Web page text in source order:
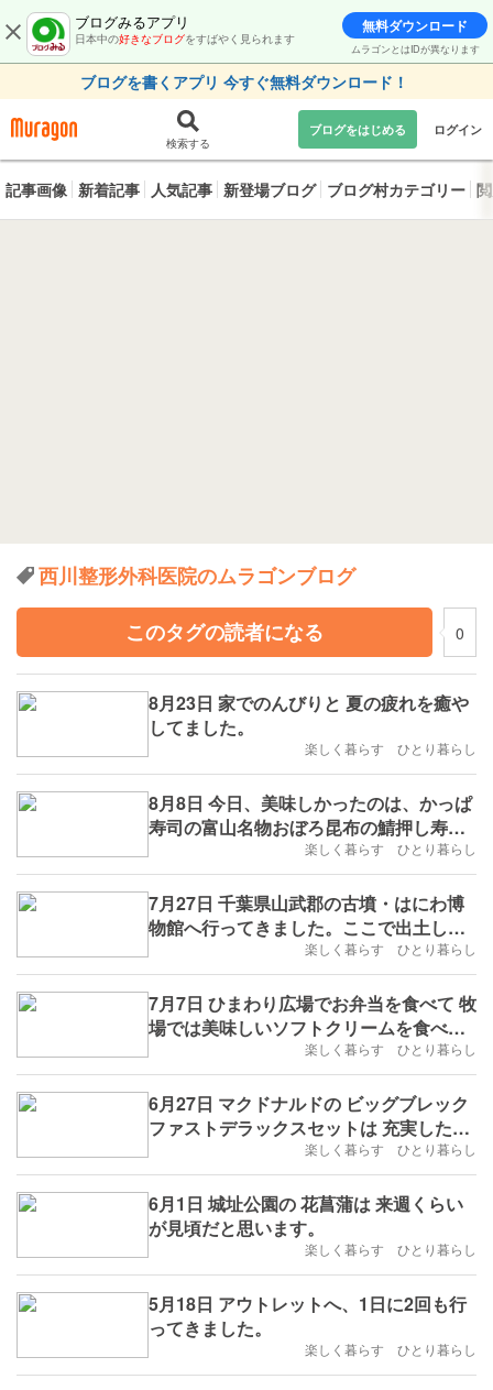
ブログみるアプリ
日本中の好きなブログをすばやく見られます
無料ダウンロード
ムラゴンとはIDが異なります
ブログを書くアプリ 今すぐ無料ダウンロード！
検索する
ブログをはじめる ログイン
記事画像 新着記事 人気記事 新登場ブログ ブログ村カテゴリー
西川整形外科医院のムラゴンブログ
このタグの読者になる
0
8月23日 家でのんびりと 夏の疲れを癒や
してました。
楽しく暮らす ひとり暮らし
8月8日 今日、美味しかったのは、かっぱ
寿司の富山名物おぼろ昆布の鯖押し寿司
とドラえもんラムネマックシェイクとゴ
ーヤの煮物でした。
楽しく暮らす ひとり暮らし
7月27日 千葉県山武郡の古墳・はにわ博
物館へ行ってきました。ここで出土した
埴輪は大型で豊かな表情の人物埴輪で
す。
楽しく暮らす ひとり暮らし
7月7日 ひまわり広場でお弁当を食べて 牧
場では美味しいソフトクリームを食べま
楽しく暮らす ひとり暮らし
6月27日 マクドナルドの ビッグブレック
ファストデラックスセットは 充実したモ
楽しく暮らす ひとり暮らし
6月1日 城址公園の 花菖蒲は 来週くらい
が見頃だと思います。
楽しく暮らす ひとり暮らし
5月18日 アウトレットへ、1日に2回も行
ってきました。
楽しく暮らす ひとり暮らし